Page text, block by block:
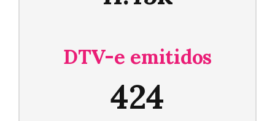
DTV-e emitidos
424